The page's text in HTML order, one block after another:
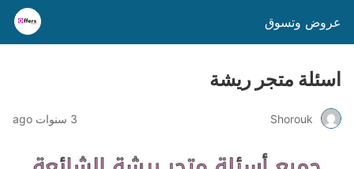
عروض وتسوق
اسئلة متجر ريشة
Shorouk 3 سنوات ago